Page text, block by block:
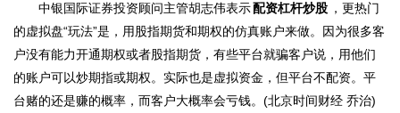
中银国际证券投资顾问主管胡志伟表示配资杠杆炒股 ，更热门
的虚拟盘“玩法”是，用股指期货和期权的仿真账户来做。因为很多客
户没有能力开通期权或者股指期货，有些平台就骗客户说，用他们
的账户可以炒期指或期权。实际也是虚拟资金，但平台不配资。平
台赌的还是赚的概率，而客户大概率会亏钱。(北京时间财经 乔治)